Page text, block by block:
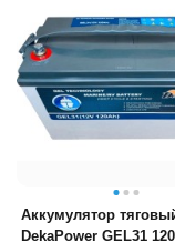
Аккумулятор
DekaPower GEL31